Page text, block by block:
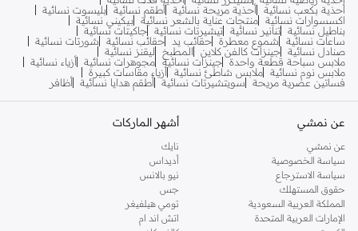
أحذية بكعب نسائية أحذية مريحة نسائية أطقم نسائية بليسوت نسائية
اكسسوارات نسائية منتجات عناية بالشعر نسائية بيكيني نسائية
بناطيل نسائية تنانير نسائية تيشيرتات نسائية جاكيتات نسائية
ساعات نسائية
شموع معطرة حقائب يد حقائب نسائية
شورتات نسائية
صنادل نسائية جينزات كالفن كلاين المطبخ
ليقنز نسائية
ملابس سباحة قطعة واحدة جينزات نسائية مجوهرات نسائية أزياء نسائية
ملابس نوم نسائية ملابس شاطئ نسائية أزياء مقاسات كبيرة
فساتين عصرية مريحة
سويتشيرتات نسائية أطقم هدايا نسائية أظافر
عن نمشي
عن نمشي
سياسة الخصوصية
سياسة الاسترجاع
حقوق المستهلك
المملكة العربية السعودية
الإمارات العربية المتحدة
أشهر الماركات
نايك
أديداس
نيو بالانس
جس
تومي هيلفيغر
اتش اند ام